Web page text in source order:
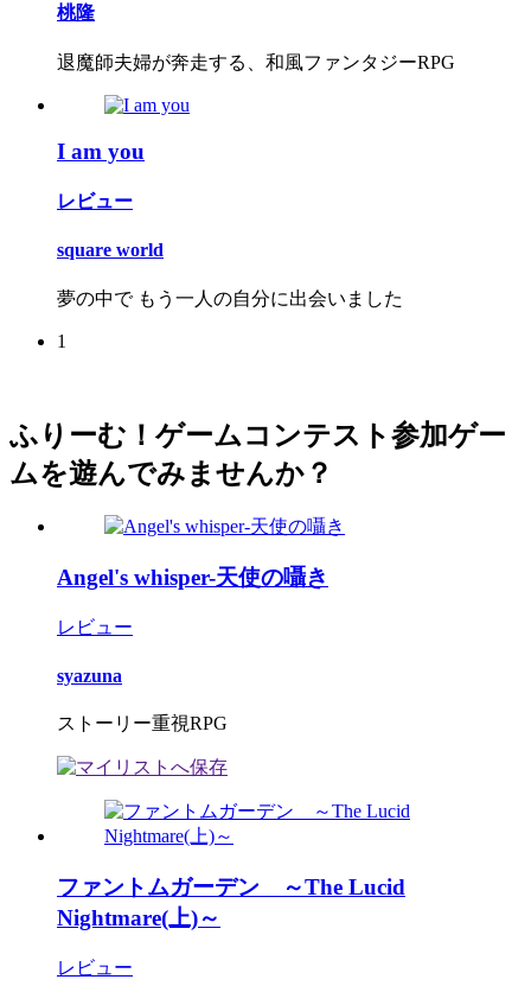
桃隆
退魔師夫婦が奔走する、和風ファンタジーRPG
I am you
レビュー
square world
夢の中で もう一人の自分に出会いました
1
ふりーむ！ゲームコンテスト参加ゲー
ムを遊んでみませんか？
Angel's whisper-天使の囁き
レビュー
syazuna
ストーリー重視RPG
ファントムガーデン ～The Lucid
Nightmare(上)～
レビュー